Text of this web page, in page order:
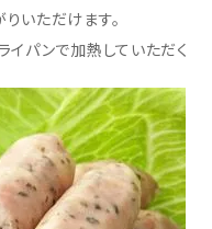
いただけます。
イパンで加熱していただく